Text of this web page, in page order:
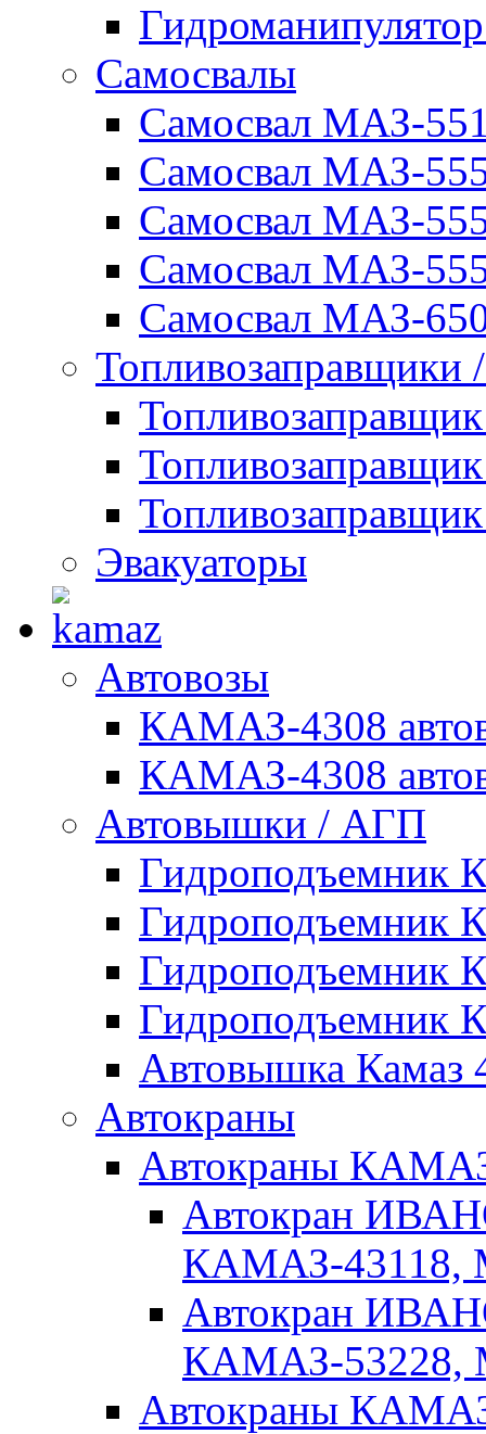
Самосвалы
Самосвал МАЗ-
Самосвал МАЗ-
Самосвал МАЗ-
Самосвал МАЗ-
Самосвал МАЗ-
Топливозаправщики
Эвакуаторы
Автовозы
КАМАЗ-4308
КАМАЗ-4308
Автовышки / АГП
Гидроподъемник
Гидроподъемник
Гидроподъемник
Гидроподъемник
Автовышка Камаз
Автокраны
Автокраны
Автокран
КАМАЗ-43118,
Автокран
КАМАЗ-53228,
Автокраны